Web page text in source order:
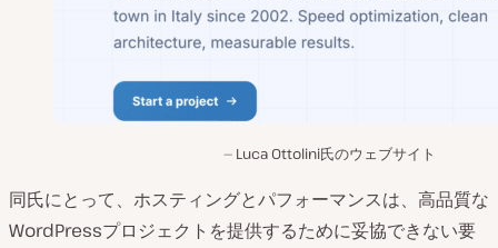
Luca Ottolini氏のウェブサイト
同氏にとって、ホスティングとパフォーマンスは、高品質な
WordPressプロジェクトを提供するために妥協できない要